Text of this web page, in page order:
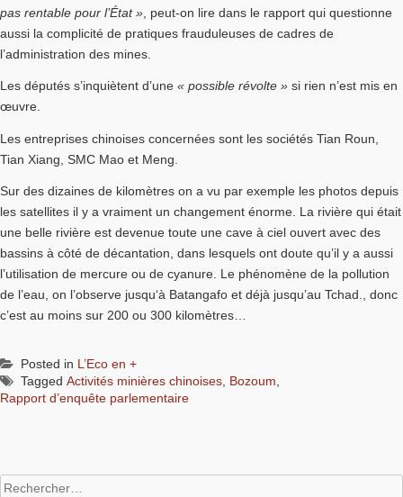
pas rentable pour l’État » , peut-on lire dans le rapport qui questionne
aussi la complicité de pratiques frauduleuses de cadres de
l’administration des mines.
Les députés s’inquiètent d’une « possible révolte » si rien n’est mis en
œuvre.
Les entreprises chinoises concernées sont les sociétés Tian Roun,
Tian Xiang, SMC Mao et Meng.
Sur des dizaines de kilomètres on a vu par exemple les photos depuis
les satellites il y a vraiment un changement énorme. La rivière qui était
une belle rivière est devenue toute une cave à ciel ouvert avec des
bassins à côté de décantation, dans lesquels ont doute qu’il y a aussi
l’utilisation de mercure ou de cyanure. Le phénomène de la pollution
de l’eau, on l’observe jusqu‘à Batangafo et déjà jusqu’au Tchad., donc
c’est au moins sur 200 ou 300 kilomètres…
Posted in L’Eco en +
Tagged Activités minières chinoises Bozoum
Rapport d’enquête parlementaire
Rechercher :